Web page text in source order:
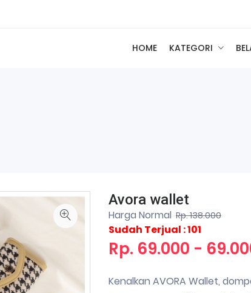
HOME KATEGORI
Avora wallet
Harga Normal Rp. 138.000
Sudah Terjual : 101
Rp. 69.000 -
Kenalkan AVORA Wallet,